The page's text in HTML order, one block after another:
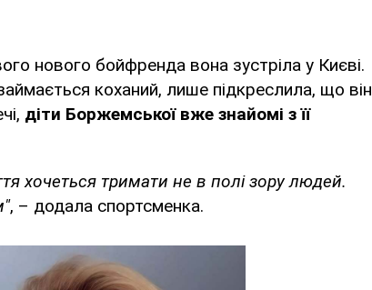
нового бойфренда вона зустріла у Києві.
коханий, лише підкреслила, що він
діти Боржемської вже знайомі з її
хочеться тримати не в полі зору людей.
, – додала спортсменка.